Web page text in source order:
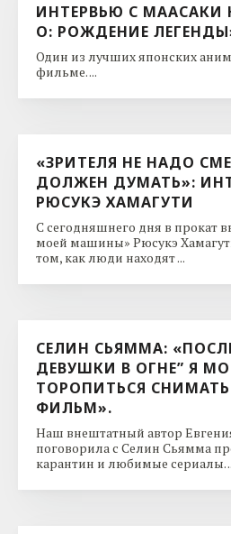
ИНТЕРВЬЮ С
О: РОЖДЕНИЕ
Один из лучших японских
фильме. ...
«ЗРИТЕЛЯ НЕ НАДО
ДОЛЖЕН ДУМАТЬ»:
РЮСУКЭ ХАМАГУТИ
С сегодняшнего дня в прокат
моей машины» Рюсукэ
том, как люди находят ...
СЕЛИН СЬЯММА:
ДЕВУШКИ В ОГНЕ” Я
ТОРОПИТЬСЯ
ФИЛЬМ».
Наш внештатный автор
поговорила с Селин Сьямма
карантин и любимые сериалы.